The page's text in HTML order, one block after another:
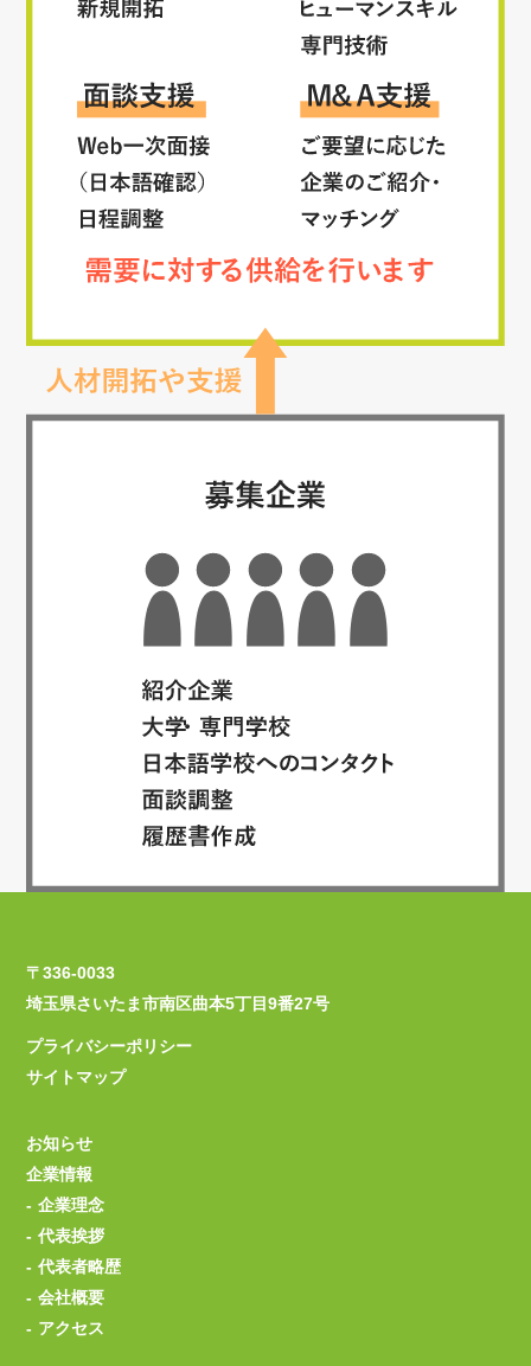
〒336-0033
埼玉県さいたま市南区曲本5丁目9番27号
プライバシーポリシー
サイトマップ
お知らせ
企業情報
企業理念
代表挨拶
代表者略歴
会社概要
アクセス